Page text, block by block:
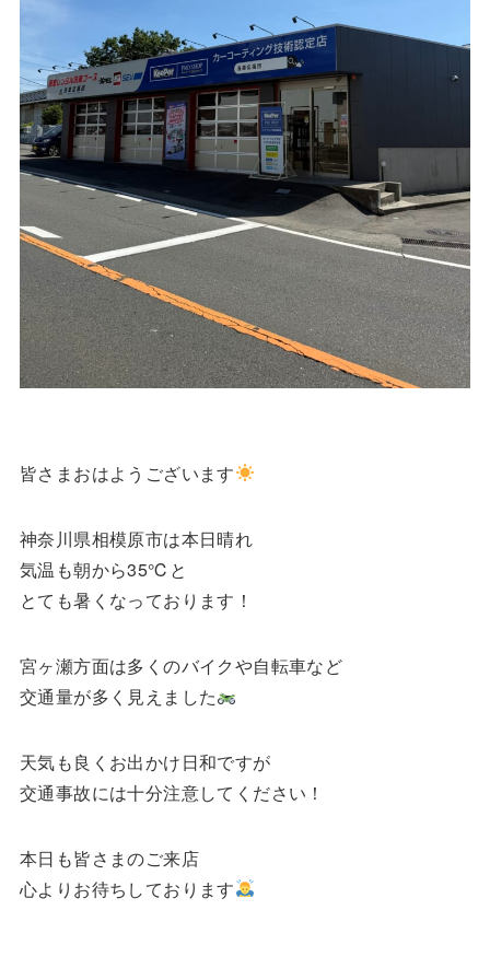
皆さまおはようございます
神奈川県相模原市は本日晴れ
気温も朝から35℃と
とても暑くなっております！
宮ヶ瀬方面は多くのバイクや自転車など
交通量が多く見えました
天気も良くお出かけ日和ですが
交通事故には十分注意してください！
本日も皆さまのご来店
心よりお待ちしております